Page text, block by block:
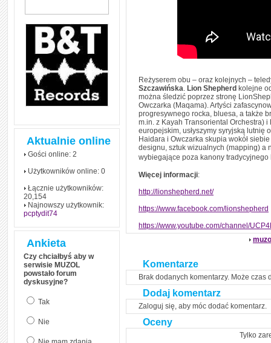
Angielskie przyimki
praktycznych przykładach,
dzięki którym łatwiej je
zapamiętasz
W końcu ktoś po ludzku i
zrozumiale wytłumaczył, na
czym polega mowa zależna
(reported speech) w języku
angielskim
Jak zacząć czytać
Aktualnie online
Gości online: 2
Użytkowników online: 0
Łącznie użytkowników:
20,154
Najnowszy użytkownik:
pcptydit74
Ankieta
Czy chciałbyś aby w
serwisie MUZOL
powstało forum
dyskusyjne?
Tak
Nie
Reżyserem obu – oraz kolejnych –
Szczawińska. Lion Shepherd kolejne
można śledzić poprzez stronę
Owczarka (Maqama). Artyści
progresywnego rocka, bluesa, a także
m.in. z Kayah Transoriental Orchestra)
europejskim, usłyszymy syryjską
Haidara i Owczarka skupia wokół
designu, sztuk wizualnych (mapping) a
wybiegające poza kanony
Więcej informacji:
http://lionshepherd.net/
https://www.facebook.com/lionshepherd
https://www.youtube.com/channel/
Komentarze
Brak dodanych komentarzy. Może czas
Dodaj komentarz
Zaloguj się, aby móc dodać komentarz.
Oceny
Tylko